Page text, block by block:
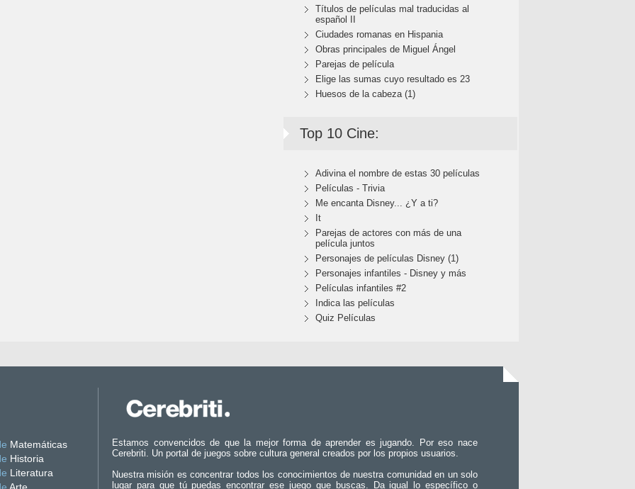
Títulos de películas mal traducidas al
español II
Ciudades romanas en Hispania
Obras principales de Miguel Ángel
Parejas de película
Elige las sumas cuyo resultado es 23
Huesos de la cabeza (1)
Top 10 Cine:
Adivina el nombre de estas 30 películas
Películas - Trivia
Me encanta Disney... ¿Y a ti?
It
Parejas de actores con más de una
película juntos
Personajes de películas Disney (1)
Personajes infantiles - Disney y más
Películas infantiles #2
Indica las películas
Quiz Películas
Matemáticas
Historia
Literatura
Estamos convencidos de que la mejor forma de aprender es jugando. Por eso nace
Cerebriti. Un portal de juegos sobre cultura general creados por los propios usuarios.
Nuestra misión es concentrar todos los conocimientos de nuestra comunidad en un solo
lugar para que tú puedas encontrar ese juego que buscas. Da igual lo específico o